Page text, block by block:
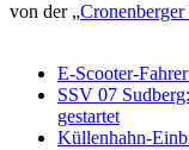
von der „Cronenberger
E-Scooter-
SSV 07
gestartet
Küllenhahn-